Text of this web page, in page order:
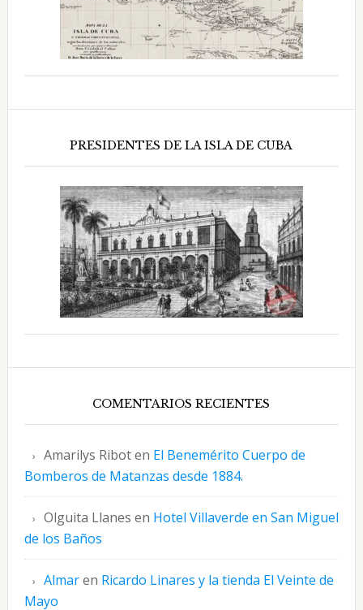
PRESIDENTES DE LA ISLA DE CUBA
COMENTARIOS RECIENTES
Amarilys Riboten El Benemérito Cuerpo de
Bomberos de Matanzas desde 1884.
Olguita Llanes en Hotel Villaverde en San Miguel
de los Baños
Almaren Ricardo Linares y la tienda El Veinte de
Mayo